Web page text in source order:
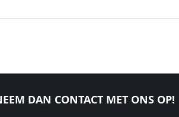
DAN CONTACT MET ONS OP!